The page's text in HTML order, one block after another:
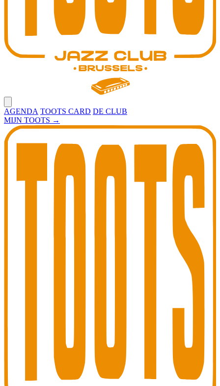
AGENDA TOOTS CARD DE CLUB
MIJN TOOTS →
Toots Jazz Club